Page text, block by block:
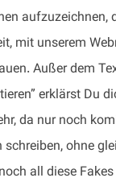
mit unserem
Außer dem
erklärst
da nur noch
ohne
all diese